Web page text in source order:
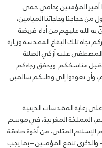
أمير المؤمنين وحامي حمى
من حجاجنا وحاجاتنا الميامين،
به الله عليهم من أداء فريضة
تجاه تلك البقاع المقدسة وزيارة
المصطفى عليه أزكي الصلاة
مناسككم، ويحقق رجاءكم
وأن تعودوا إلى وطنكم سالمين
رعاية المقدسات الدينية
المملكة المغربية، في موسم
الإسلام المثلى، من أخوة صادقة
تنفع المؤمنين – بما يجب